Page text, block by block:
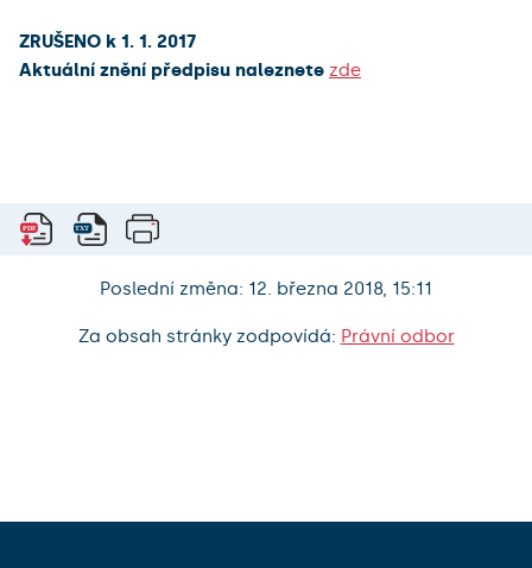
ZRUŠENO k 1. 1. 2017
Aktuální znění předpisu naleznete zde
Poslední změna: 12. března 2018, 15:11
Za obsah stránky zodpovídá: Právní odbor